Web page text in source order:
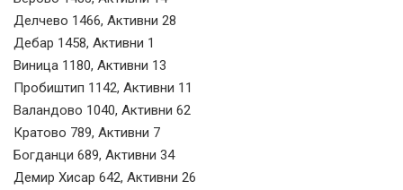
Делчево 1466, Активни 28
Дебар 1458, Активни 1
Виница 1180, Активни 13
Пробиштип 1142, Активни 11
Валандово 1040, Активни 62
Кратово 789, Активни 7
Богданци 689, Активни 34
Демир Хисар 642, Активни 26